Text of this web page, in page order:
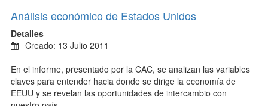
Análisis económico de Estados Unidos
Detalles
Creado: 13 Julio 2011
En el informe, presentado por la CAC, se analizan las variables
claves para entender hacia donde se dirige la economía de
EEUU y se revelan las oportunidades de intercambio con